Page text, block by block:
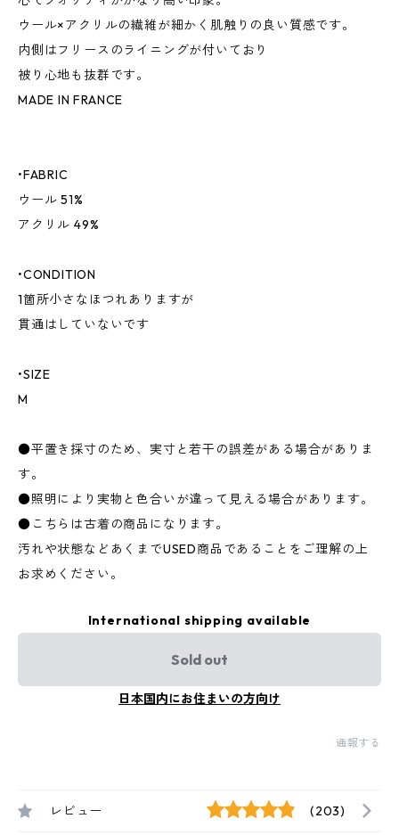
ウール×アクリルの繊維が細かく肌触りの良い質感です。
内側はフリースのライニングが付いており
被り心地も抜群です。
MADE IN FRANCE
•FABRIC
ウール 51%
アクリル 49%
•CONDITION
1箇所小さなほつれありますが
貫通はしていないです
•SIZE
M
●平置き採寸のため、実寸と若干の誤差がある場合がありま
す。
●照明により実物と色合いが違って見える場合があります。
●こちらは古着の商品になります。
汚れや状態などあくまでUSED商品であることをご理解の上
お求めください。
International shipping available
Sold out
日本国内にお住まいの方向け
通報する
レビュー (203)